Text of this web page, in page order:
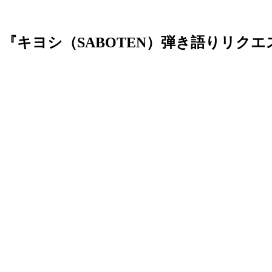
キヨシ（SABOTEN）弾き語りリクエ